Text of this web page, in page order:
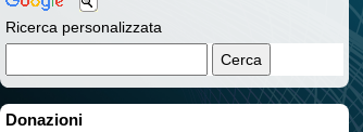
Ricerca personalizzata
Donazioni